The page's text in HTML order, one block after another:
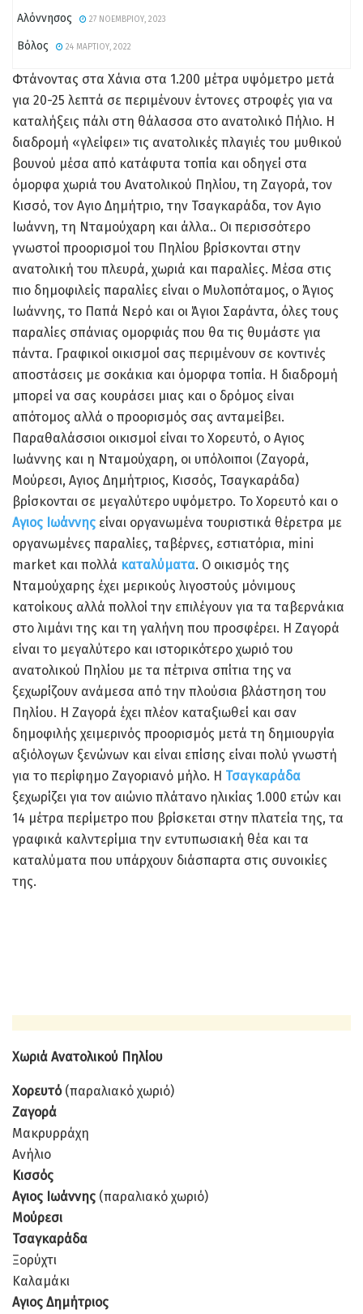
Αλόννησος 27 ΝΟΕΜΒΡΊΟΥ, 2023
Βόλος 24 ΜΑΡΤΊΟΥ, 2022
Φτάνοντας στα Χάνια στα 1.200 μέτρα υψόμετρο μετά
για 20-25 λεπτά σε περιμένουν έντονες στροφές για να
καταλήξεις πάλι στη θάλασσα στο ανατολικό Πήλιο. Η
διαδρομή «γλείφει» τις ανατολικές πλαγιές του μυθικού
βουνού μέσα από κατάφυτα τοπία και οδηγεί στα
όμορφα χωριά του Ανατολικού Πηλίου, τη Ζαγορά, τον
Κισσό, τον Αγιο Δημήτριο, την Τσαγκαράδα, τον Αγιο
Ιωάννη, τη Νταμούχαρη και άλλα.. Οι περισσότερο
γνωστοί προορισμοί του Πηλίου βρίσκονται στην
ανατολική του πλευρά, χωριά και παραλίες. Μέσα στις
πιο δημοφιλείς παραλίες είναι ο Μυλοπόταμος, ο Άγιος
Ιωάννης, το Παπά Νερό και οι Άγιοι Σαράντα, όλες τους
παραλίες σπάνιας ομορφιάς που θα τις θυμάστε για
πάντα. Γραφικοί οικισμοί σας περιμένουν σε κοντινές
αποστάσεις με σοκάκια και όμορφα τοπία. Η διαδρομή
μπορεί να σας κουράσει μιας και ο δρόμος είναι
απότομος αλλά ο προορισμός σας ανταμείβει.
Παραθαλάσσιοι οικισμοί είναι το Χορευτό, ο Αγιος
Ιωάννης και η Νταμούχαρη, οι υπόλοιποι (Ζαγορά,
Μούρεσι, Αγιος Δημήτριος, Κισσός, Τσαγκαράδα)
βρίσκονται σε μεγαλύτερο υψόμετρο. Το Χορευτό και ο
Αγιος Ιωάννης είναι οργανωμένα τουριστικά θέρετρα με
οργανωμένες παραλίες, ταβέρνες, εστιατόρια, mini
market και πολλά καταλύματα. Ο οικισμός της
Νταμούχαρης έχει μερικούς λιγοστούς μόνιμους
κατοίκους αλλά πολλοί την επιλέγουν για τα ταβερνάκια
στο λιμάνι της και τη γαλήνη που προσφέρει. Η Ζαγορά
είναι το μεγαλύτερο και ιστορικότερο χωριό του
ανατολικού Πηλίου με τα πέτρινα σπίτια της να
ξεχωρίζουν ανάμεσα από την πλούσια βλάστηση του
Πηλίου. Η Ζαγορά έχει πλέον καταξιωθεί και σαν
δημοφιλής χειμερινός προορισμός μετά τη δημιουργία
αξιόλογων ξενώνων και είναι επίσης είναι πολύ γνωστή
για το περίφημο Ζαγοριανό μήλο. Η Τσαγκαράδα
ξεχωρίζει για τον αιώνιο πλάτανο ηλικίας 1.000 ετών και
14 μέτρα περίμετρο που βρίσκεται στην πλατεία της, τα
γραφικά καλντερίμια την εντυπωσιακή θέα και τα
καταλύματα που υπάρχουν διάσπαρτα στις συνοικίες
της.
Χωριά Ανατολικού Πηλίου
Χορευτό(παραλιακό χωριό)
Ζαγορά
Μακρυρράχη
Ανήλιο
Κισσός
Αγιος Ιωάννης (παραλιακό χωριό)
Μούρεσι
Τσαγκαράδα
Ξορύχτι
Καλαμάκι
Αγιος Δημήτριος